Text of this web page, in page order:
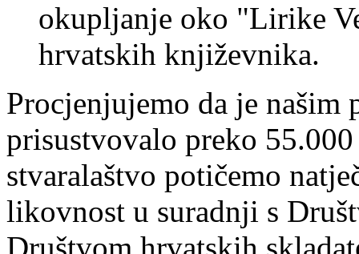
okupljanje oko "Lirike
hrvatskih književnika.
Procjenjujemo da je našim
prisustvovalo preko
stvaralaštvo potičemo
likovnost u suradnji s
Društvom hrvatskih